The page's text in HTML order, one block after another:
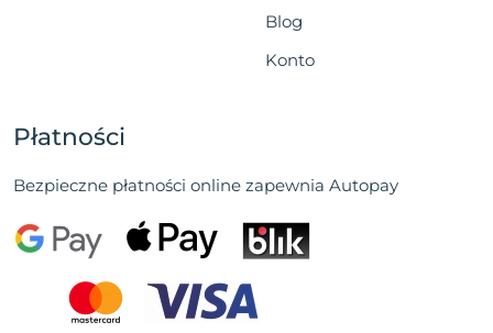
Blog
Konto
Płatności
Bezpieczne płatności online zapewnia Autopay